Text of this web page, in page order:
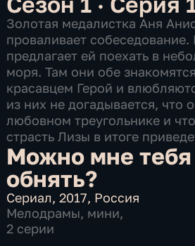
Золотая медалистка Аня
проваливает
предлагает ей поехать в
моря. Там они обе
красавцем Герой и
из них не догадывается, что
любовном треугольнике и
страсть Лизы в итоге
Можно мне тебя
обнять?
Сериал,2017, Россия
Мелодрамы, мини,
2 серии